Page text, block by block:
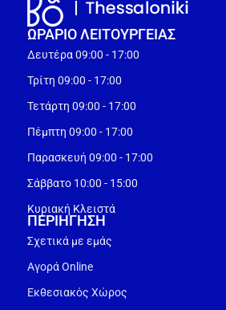
ΩΡΑΡΙΟ ΛΕΙΤΟΥΡΓEΙΑΣ
Δευτέρα 09:00 - 17:00
Τρίτη 09:00 - 17:00
Τετάρτη 09:00 - 17:00
Πέμπτη 09:00 - 17:00
Παρασκευή 09:00 - 17:00
Σάββατο 10:00 - 15:00
Κυριακή Κλειστά
ΠΕΡΙΗΓΗΣΗ
Σχετικά με εμάς
Αγορά Online
Εκθεσιακός Χώρος